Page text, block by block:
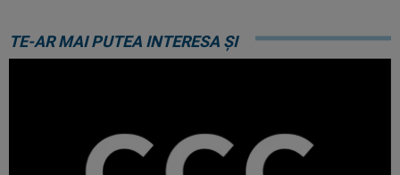
TE-AR MAI PUTEA INTERESA ȘI